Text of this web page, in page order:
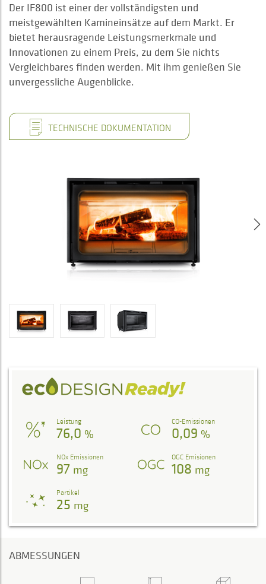
Der IF800 ist einer der vollständigsten und
meistgewählten Kamineinsätze auf dem Markt. Er
bietet herausragende Leistungsmerkmale und
Innovationen zu einem Preis, zu dem Sie nichts
Vergleichbares finden werden. Mit ihm genießen Sie
unvergessliche Augenblicke.
TECHNISCHE DOKUMENTATION
Leistung
76,0 %
CO-Emissionen
0,09 %
NOx Emissionen
97 mg
OGC Emisionen
108 mg
Partikel
25 mg
ABMESSUNGEN